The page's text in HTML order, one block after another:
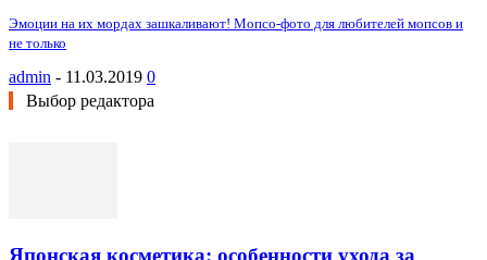
Эмоции на их мордах зашкаливают! Мопсо-фото для любителей мопсов и
не только
admin - 11.03.2019 0
Выбор редактора
Японская косметика: особенности ухода за